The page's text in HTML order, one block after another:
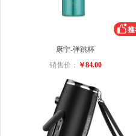
康宁-弹跳杯
销售价： ￥84.00